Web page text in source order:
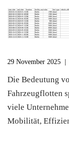
29 November 2025
Die Bedeutung
Fahrzeugflotten
viele
Mobilität,